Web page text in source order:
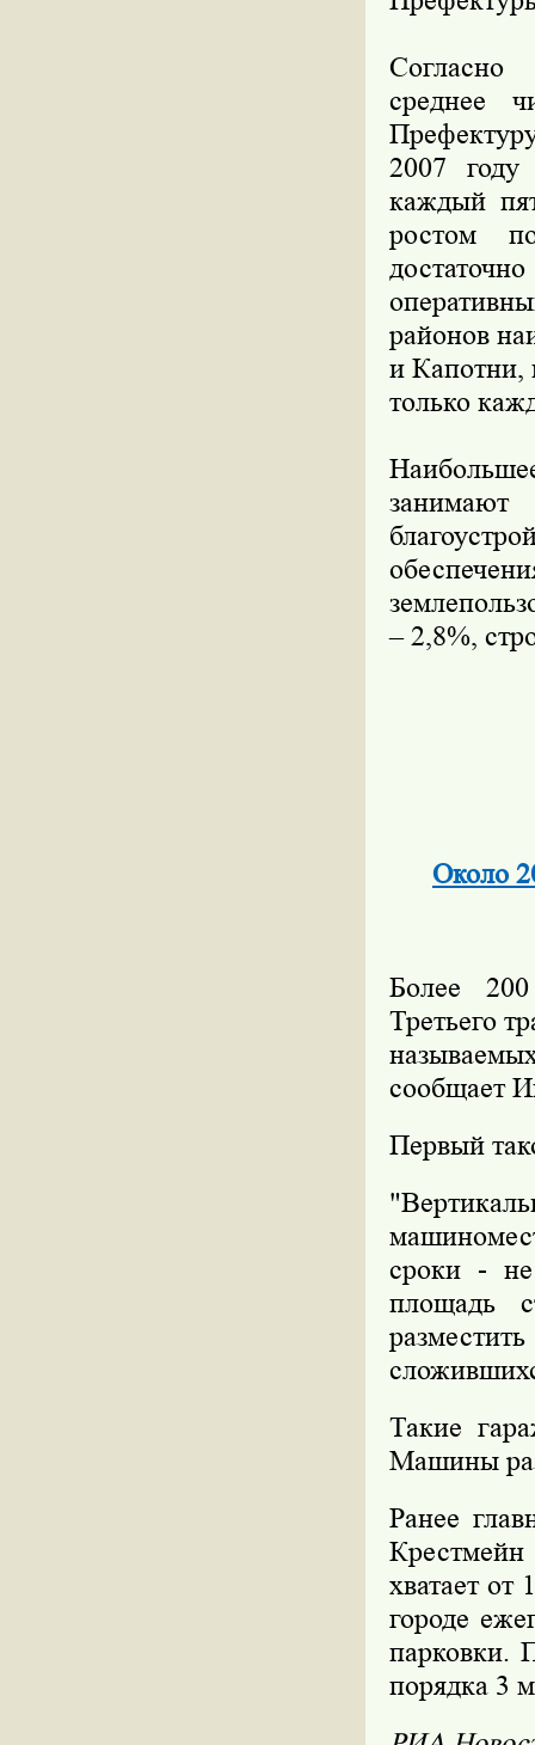
Согласно
среднее
2007
каждый
ростом
районов
и Капотни,
только
– 2,8%,
Около
Более
Третьего
сообщает
Первый
сроки -
площадь
Такие
Машины
Ранее
хватает
городе
парковки.
порядка 3